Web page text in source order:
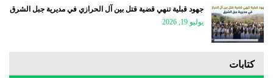
جهود قبلية تنهي قضية قتل بين آل الحرازي في مديرية جبل الشرق
يوليو 19, 2026
كتابات